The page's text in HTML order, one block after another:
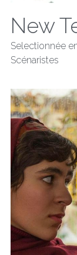
New
Selectionnée
Scénaristes